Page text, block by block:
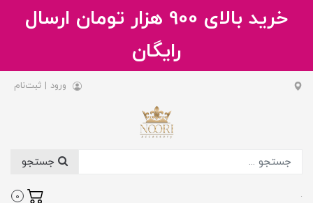
خرید بالای 900 هزار تومان ارسال
رایگان
ورود | ثبت‌نام
.
0